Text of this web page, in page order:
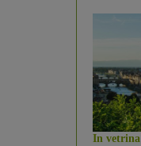
In vetrina